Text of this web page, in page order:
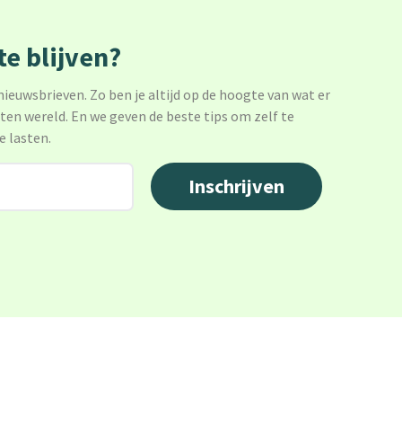
blijven?
Zo ben je altijd op de hoogte van wat er
wereld. En we geven de beste tips om zelf te
lasten.